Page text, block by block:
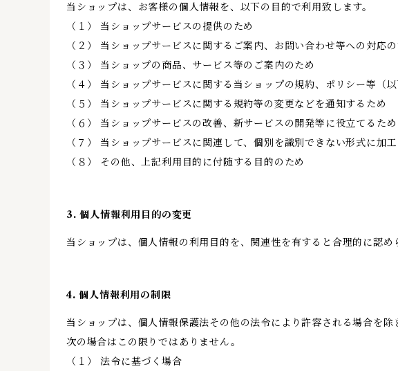
当ショップは、お客様の個人情報を、以下の目的で利用致します。
（１） 当ショップサービスの提供のため
（２） 当ショップサービスに関するご案内、お問い合わせ等への対応の
（３） 当ショップの商品、サービス等のご案内のため
（４） 当ショップサービスに関する当ショップの規約、ポリシー等（
（５） 当ショップサービスに関する規約等の変更などを通知するため
（６） 当ショップサービスの改善、新サービスの開発等に役立てるため
（７） 当ショップサービスに関連して、個別を識別できない形式に加
（８） その他、上記利用目的に付随する目的のため
3. 個人情報利用目的の変更
当ショップは、個人情報の利用目的を、関連性を有すると合理的に認
4. 個人情報利用の制限
当ショップは、個人情報保護法その他の法令により許容される場合を
次の場合はこの限りではありません。
（１） 法令に基づく場合